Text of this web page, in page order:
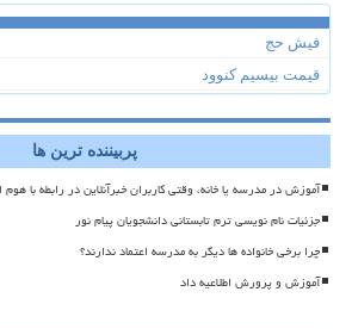
فیش حج
قیمت بیسیم کنوود
پربیننده ترین ها
آموزش در مدرسه یا خانه، وقتی کاربران خبرآنلاین در رابطه با
جزئیات نام نویسی ترم تابستانی دانشجویان پیام نور
چرا برخی خانواده ها دیگر به مدرسه اعتماد ندارند؟
آموزش و پرورش اطلاعیه داد